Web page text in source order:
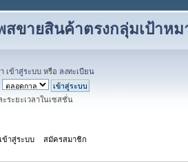
สขายสินค้าตรงกลุ่มเป้า
เข้าสู่ระบบ หรือ ลงทะเบียน
ระยะเวลาในเซสชั่น
เข้าสู่ระบบ สมัครสมาชิก